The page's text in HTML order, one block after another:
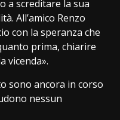
a screditare la sua
All’amico Renzo
con la speranza che
prima, chiarire
vicenda».
sono ancora in corso
nessun